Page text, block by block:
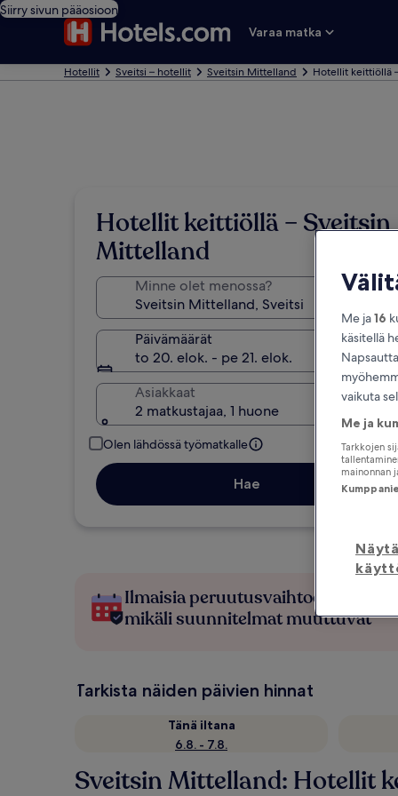
Siirry sivun pääosioon
Varaa matka
Hotellit Sveitsi – hotellit Sveitsin Mittelland Hotellit keittiöllä
Hotellit keittiöllä – Sveitsin
Mittelland
Minne olet menossa?
Päivämäärät
to 20. elok. - pe 21. elok.
Asiakkaat
2 matkustajaa, 1 huone
Olen lähdössä työmatkalle
Hae
Ilmaisia peruutusvaihtoehtoja,
mikäli suunnitelmat muuttuvat
Tarkista näiden päivien hinnat
Tänä iltana
6.8. - 7.8.
Sveitsin Mittelland: Hotellit
Me ja16
käsitellä
vaikuta
Me ja
Tarkkojen
mainonnan
Näytä